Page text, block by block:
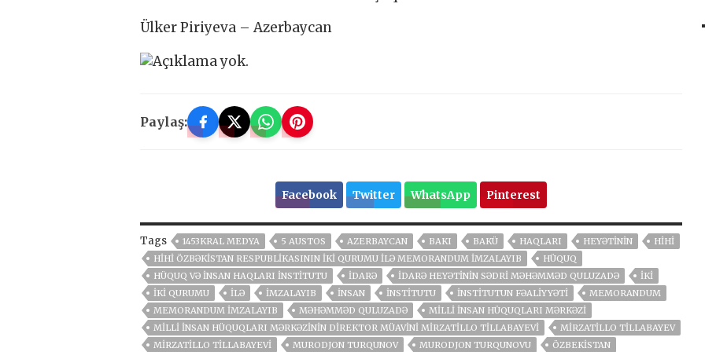
Ülker Piriyeva – Azerbaycan
Paylaş:
Facebook Twitter WhatsApp Pinterest
Tags 1453KRAL MEDYA 5 AUSTOS AZERBAYCAN BAKI BAKÜ HAQLARI HEYƏTININ
HİHİ
HİHİ ÖZBƏKISTAN RESPUBLIKASININ IKI QURUMU ILƏ MEMORANDUM IMZALAYIB
HÜQUQ
HÜQUQ VƏ İNSAN HAQLARI İNSTITUTU
İDARƏ İDARƏ HEYƏTININ SƏDRI MƏHƏMMƏD QULUZADƏ
IKI
IKI QURUMU
ILƏ IMZALAYIB İNSAN İNSTITUTU İNSTITUTUN FƏALIYYƏTI
MEMORANDUM
MEMORANDUM IMZALAYIB
MƏHƏMMƏD QULUZADƏ
MILLI İNSAN HÜQUQLARI MƏRKƏZI
MILLI İNSAN HÜQUQLARI MƏRKƏZININ DIREKTOR MÜAVINI MIRZATILLO TILLABAYEVI
MIRZATILLO TILLABAYEV
MIRZATILLO TILLABAYEVI
MURODJON TURQUNOV MURODJON TURQUNOVU ÖZBEKİSTAN